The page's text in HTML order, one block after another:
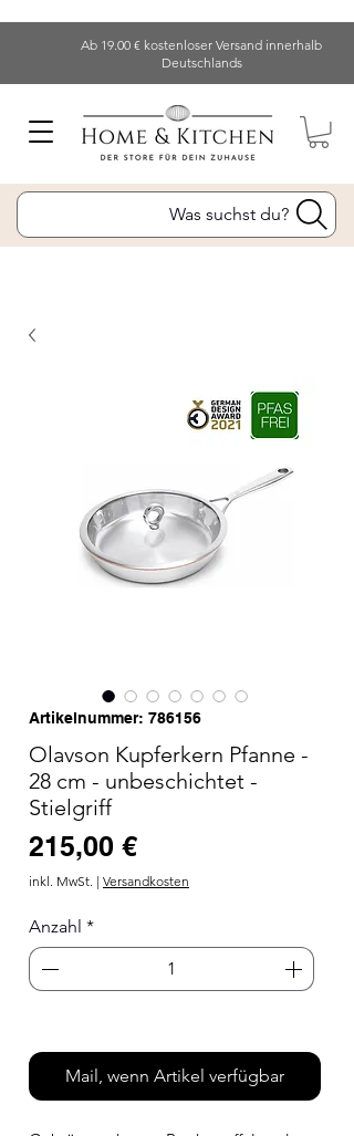
Ab 19.00 € kostenloser Versand innerhalb
Deutschlands
Was suchst du?
Artikelnummer: 786156
Olavson Kupferkern Pfanne -
28 cm - unbeschichtet -
Stielgriff
215,00 €Preis
inkl. MwSt. | Versandkosten
Anzahl *
Mail, wenn Artikel verfügbar